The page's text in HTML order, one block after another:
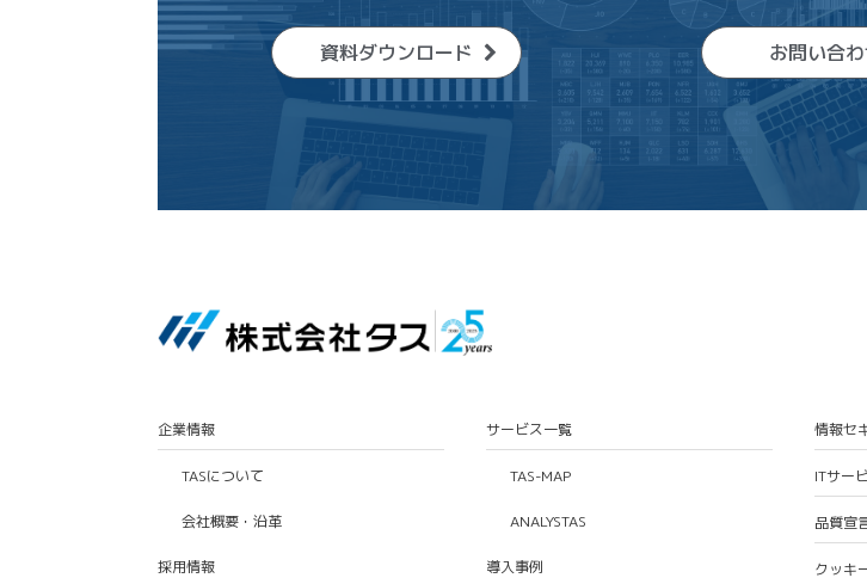
資料ダウンロード お問い合
企業情報
TASについて
会社概要・沿革
採用情報
サービス一覧
TAS-MAP
ANALYSTAS
導入事例
情報セ
ITサー
品質宣
クッキ